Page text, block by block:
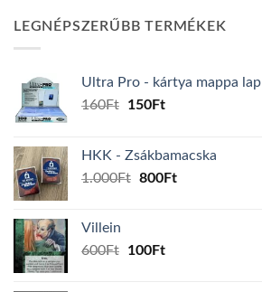
LEGNÉPSZERŰBB TERMÉKEK
Ultra Pro - kártya mappa lap
160Ft
Original
160Ft.
150FtCurrent
150Ft.
HKK - Zsákbamacska
1.000Ft Original
800FtCurrent
Villein
600Ft
Original
100FtCurrent